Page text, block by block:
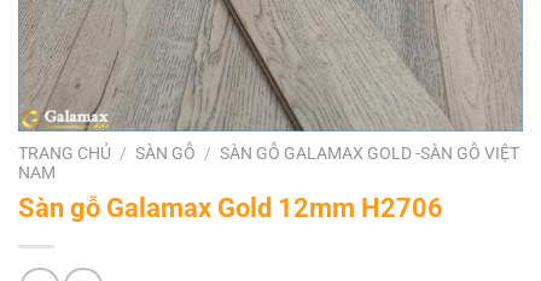
TRANG CHỦ / SÀN GỖ / SÀN GỖ GALAMAX GOLD -SÀN GỖ VIỆT
NAM
Sàn gỗ Galamax Gold 12mm H2706